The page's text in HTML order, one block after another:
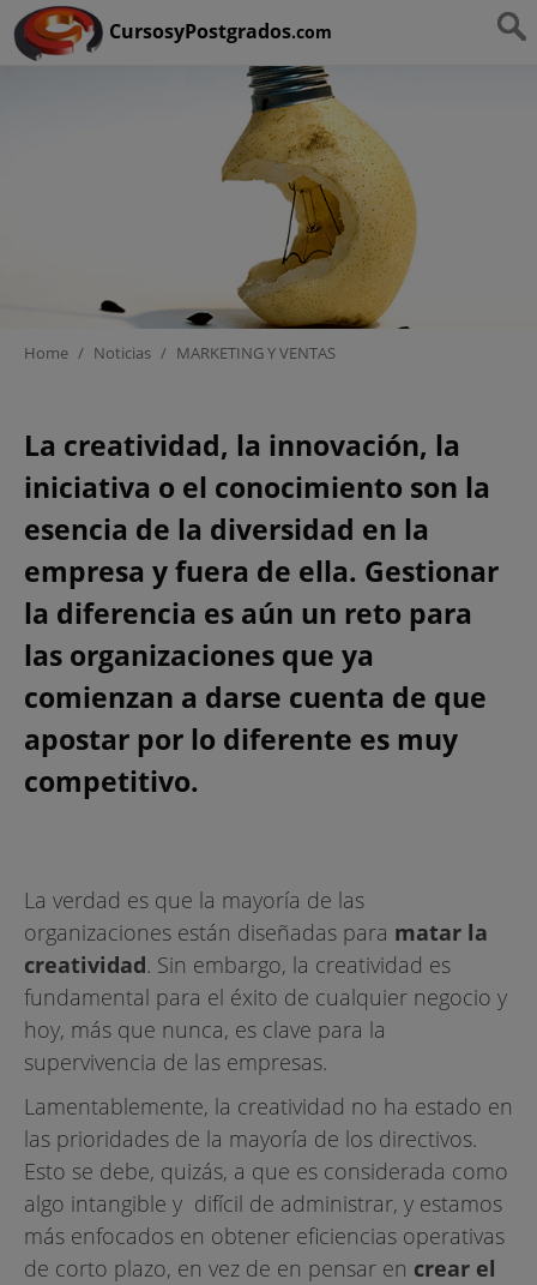
CursosyPostgrados.com
Ruta:HOME>
Home / Noticias / MARKETING Y VENTAS
La creatividad, la innovación, la
iniciativa o el conocimiento son la
esencia de la diversidad en la
empresa y fuera de ella. Gestionar
la diferencia es aún un reto para
las organizaciones que ya
comienzan a darse cuenta de que
apostar por lo diferente es muy
competitivo.
La verdad es que la mayoría de las
organizaciones están diseñadas para matar la
creatividad. Sin embargo, la creatividad es
fundamental para el éxito de cualquier negocio y
hoy, más que nunca, es clave para la
supervivencia de las empresas.
Lamentablemente, la creatividad no ha estado en
las prioridades de la mayoría de los directivos.
Esto se debe, quizás, a que es considerada como
algo intangible y difícil de administrar, y estamos
más enfocados en obtener eficiencias operativas
de corto plazo, en vez de en pensar en crear el